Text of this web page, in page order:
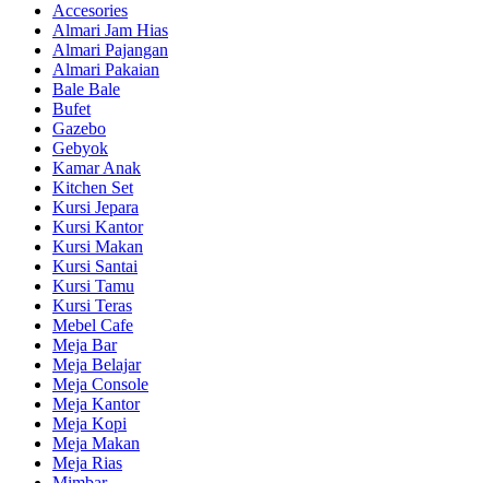
Accesories
Almari Jam Hias
Almari Pajangan
Almari Pakaian
Bale Bale
Bufet
Gazebo
Gebyok
Kamar Anak
Kitchen Set
Kursi Jepara
Kursi Kantor
Kursi Makan
Kursi Santai
Kursi Tamu
Kursi Teras
Mebel Cafe
Meja Bar
Meja Belajar
Meja Console
Meja Kantor
Meja Kopi
Meja Makan
Meja Rias